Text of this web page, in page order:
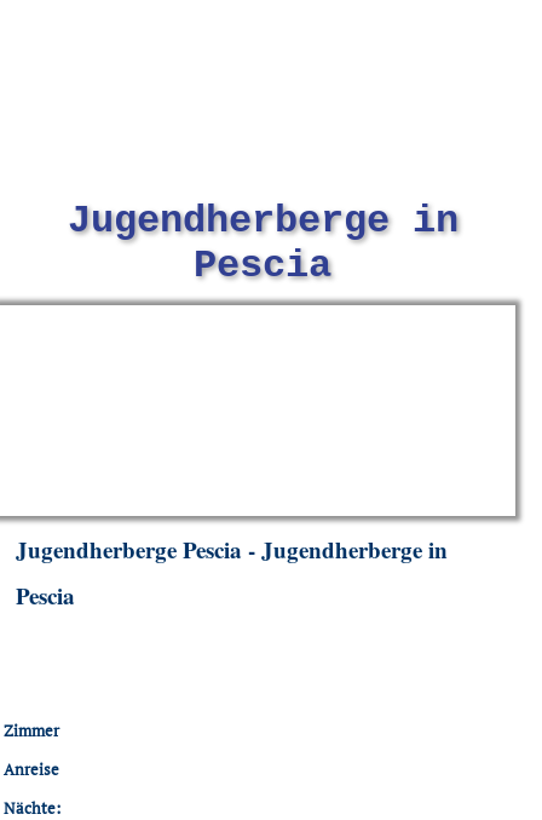
Jugendherberge in
Pescia
Jugendherberge Pescia - Jugendherberge in
Pescia
Zimmer
Anreise
Nächte: